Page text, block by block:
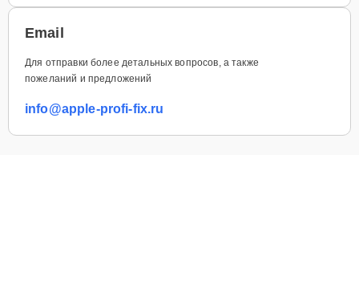
Email
Для отправки более детальных вопросов, а также
пожеланий и предложений
info@apple-profi-fix.ru